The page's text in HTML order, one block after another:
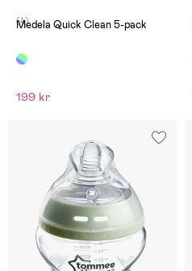
(4)
Medela Quick Clean 5-pack
199 kr